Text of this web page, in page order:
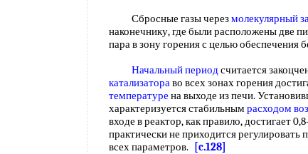
Сбросные газы черезмолекулярный
наконечнику, где были расположены две
пара в зону горения с целью обеспечения
Начальный периодсчитается
катализатораво всех зонах горения
температуре на выходе из печи.
характеризуется стабильным расходом
входе в реактор, как правило, достигает
практически не приходится регулировать
всех параметров.
[c.128]